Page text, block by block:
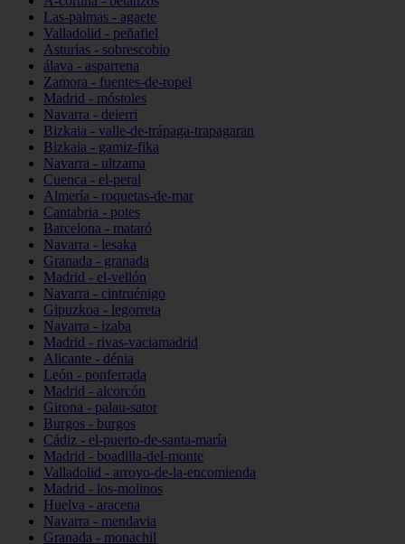
Las-palmas - agaete
Valladolid - peñafiel
Asturias - sobrescobio
álava - asparrena
Zamora - fuentes-de-ropel
Madrid - móstoles
Navarra - deierri
Bizkaia - valle-de-trápaga-trapagaran
Bizkaia - gamiz-fika
Navarra - ultzama
Cuenca - el-peral
Almería - roquetas-de-mar
Cantabria - potes
Barcelona - mataró
Navarra - lesaka
Granada - granada
Madrid - el-vellón
Navarra - cintruénigo
Gipuzkoa - legorreta
Navarra - izaba
Madrid - rivas-vaciamadrid
Alicante - dénia
León - ponferrada
Madrid - alcorcón
Girona - palau-sator
Burgos - burgos
Cádiz - el-puerto-de-santa-maría
Madrid - boadilla-del-monte
Valladolid - arroyo-de-la-encomienda
Madrid - los-molinos
Huelva - aracena
Navarra - mendavia
Granada - monachil